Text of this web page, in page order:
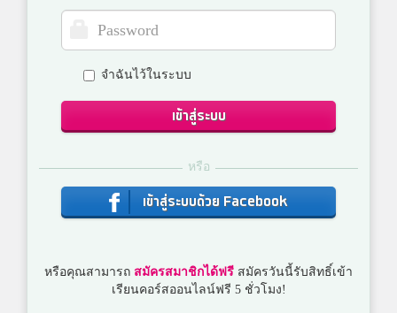
จำฉันไว้ในระบบ
เข้าสู่ระบบ
หรือ
เข้าสู่ระบบด้วย Facebook
หรือคุณสามารถ สมัครสมาชิกได้ฟรี สมัครวันนี้รับสิทธิ์เข้า
เรียนคอร์สออนไลน์ฟรี 5 ชั่วโมง!